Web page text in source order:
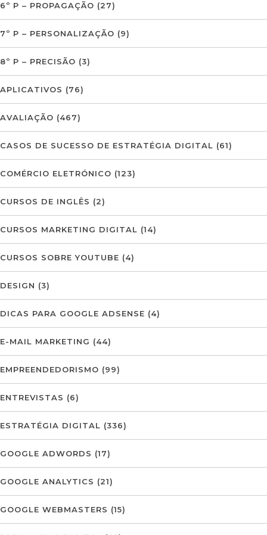
6º P – PROPAGAÇÃO (27)
7º P – PERSONALIZAÇÃO (9)
8º P – PRECISÃO (3)
APLICATIVOS (76)
AVALIAÇÃO (467)
CASOS DE SUCESSO DE ESTRATÉGIA DIGITAL (61)
COMÉRCIO ELETRÓNICO (123)
CURSOS DE INGLÊS (2)
CURSOS MARKETING DIGITAL (14)
CURSOS SOBRE YOUTUBE (4)
DESIGN (3)
DICAS PARA GOOGLE ADSENSE (4)
E-MAIL MARKETING (44)
EMPREENDEDORISMO (99)
ENTREVISTAS (6)
ESTRATÉGIA DIGITAL (336)
GOOGLE ADWORDS (17)
GOOGLE ANALYTICS (21)
GOOGLE WEBMASTERS (15)